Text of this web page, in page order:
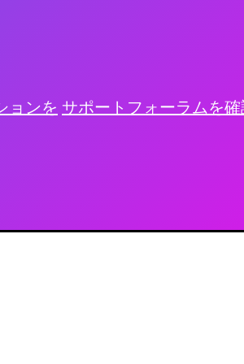
ョンを サポートフォーラムを